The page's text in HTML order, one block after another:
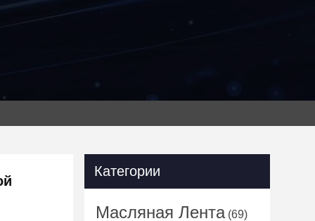
Категории
Масляная Лента(69)